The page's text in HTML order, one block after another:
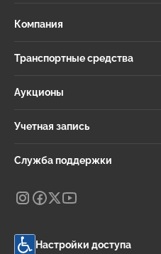
Компания
Транспортные средства
Аукционы
Учетная запись
Служба поддержки
Настройки доступа